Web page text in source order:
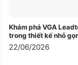
Khám phá VGA
trong thiết kế nhỏ
22/06/2026